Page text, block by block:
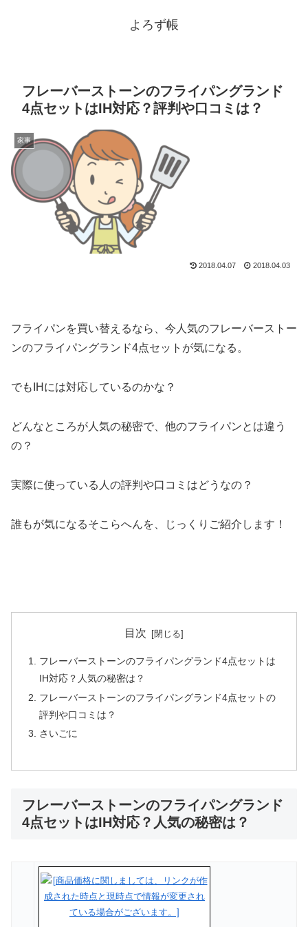
よろず帳
フレーバーストーンのフライパングランド
4点セットはIH対応？評判や口コミは？
家事
2018.04.07 2018.04.03
フライパンを買い替えるなら、今人気のフレーバーストー
ンのフライパングランド4点セットが気になる。
でもIHには対応しているのかな？
どんなところが人気の秘密で、他のフライパンとは違う
の？
実際に使っている人の評判や口コミはどうなの？
誰もが気になるそこらへんを、じっくりご紹介します！
目次
フレーバーストーンのフライパングランド4点セットは
IH対応？人気の秘密は？
フレーバーストーンのフライパングランド4点セットの
評判や口コミは？
さいごに
フレーバーストーンのフライパングランド
4点セットはIH対応？人気の秘密は？